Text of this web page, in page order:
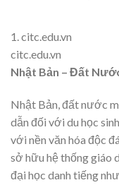
1.citc.edu.vn
citc.edu.vn
Nhật Bản – Đất
Nhật Bản, đất nước
dẫn đối với du học
với nền văn hóa độc
sở hữu hệ thống giáo
đại học danh tiếng